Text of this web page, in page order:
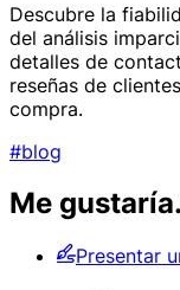
Descubre la
del análisis
detalles de
reseñas de
compra.
#blog
Me
Presentar